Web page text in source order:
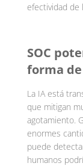
efectividad de
SOC
forma
La IA está
que mitigan
agotamiento.
enormes
puede
humanos